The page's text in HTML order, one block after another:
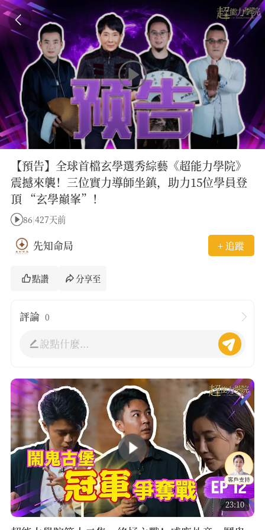
【預告】全球首檔玄學選秀綜藝《超能力學院》
震撼來襲！三位實力導師坐鎮，助力15位學員登
頂 “玄學巔峯”！
86 |427天前
先知命局 + 追蹤
點讚 分享至
評論 0
說點什麼...
23:10